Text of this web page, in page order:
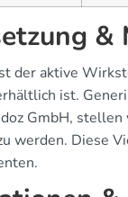
der aktive
ist.
GmbH,
werden. Diese